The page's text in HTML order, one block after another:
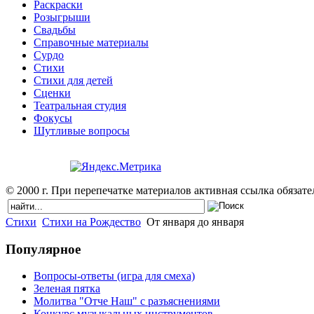
Раскраски
Розыгрыши
Свадьбы
Справочные материалы
Сурдо
Стихи
Стихи для детей
Сценки
Театральная студия
Фокусы
Шутливые вопросы
© 2000 г. При перепечатке материалов активная ссылка
Стихи Стихи на Рождество От января до января
Популярное
Вопросы-ответы (игра для смеха)
Зеленая пятка
Молитва "Отче Наш" с разъяснениями